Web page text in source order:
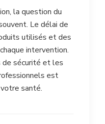
la question du
Le délai de
utilisés et des
intervention.
de sécurité et les
est
santé.